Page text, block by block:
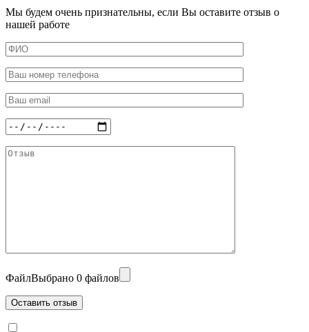
Мы будем очень признательны, если Вы оставите отзыв о
нашей работе
ФайлВыбрано 0 файлов